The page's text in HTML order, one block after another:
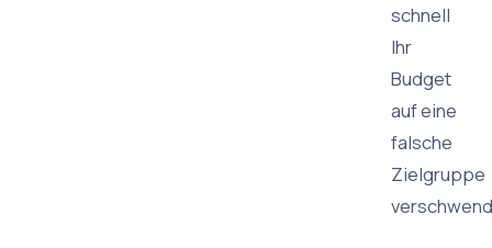
schnell
Ihr
Budget
auf eine
falsche
Zielgruppe